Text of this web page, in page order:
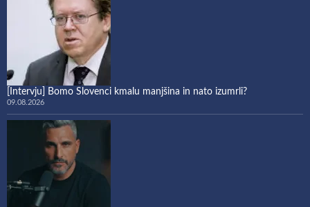
[Intervju] Bomo Slovenci kmalu manjšina in nato izumrli?
09.08.2026